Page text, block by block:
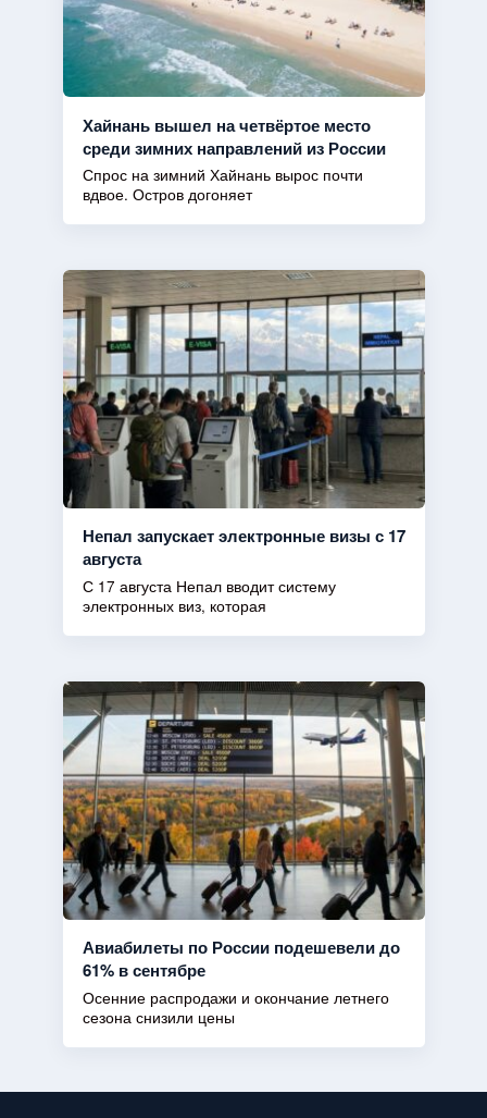
Хайнань вышел на четвёртое место
среди зимних направлений из России
Спрос на зимний Хайнань вырос почти
вдвое. Остров догоняет
Непал запускает электронные визы с 17
августа
С 17 августа Непал вводит систему
электронных виз, которая
Авиабилеты по России подешевели до
61% в сентябре
Осенние распродажи и окончание летнего
сезона снизили цены